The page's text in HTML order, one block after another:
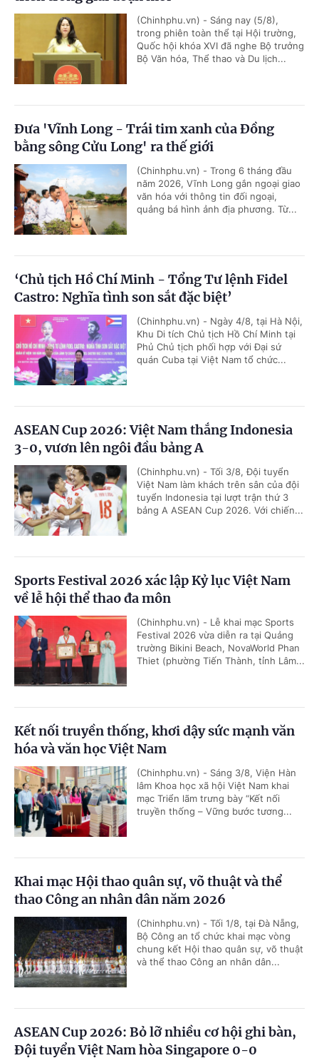
(Chinhphu.vn) - Sáng nay (5/8),
trong phiên toàn thể tại Hội trường,
Quốc hội khóa XVI đã nghe Bộ trưởng
Bộ Văn hóa, Thể thao và Du lịch...
Đưa 'Vĩnh Long - Trái tim xanh của Đồng
bằng sông Cửu Long' ra thế giới
(Chinhphu.vn) - Trong 6 tháng đầu
năm 2026, Vĩnh Long gắn ngoại giao
văn hóa với thông tin đối ngoại,
quảng bá hình ảnh địa phương. Từ...
‘Chủ tịch Hồ Chí Minh - Tổng Tư lệnh Fidel
Castro: Nghĩa tình son sắt đặc biệt’
(Chinhphu.vn) - Ngày 4/8, tại Hà Nội,
Khu Di tích Chủ tịch Hồ Chí Minh tại
Phủ Chủ tịch phối hợp với Đại sứ
quán Cuba tại Việt Nam tổ chức...
ASEAN Cup 2026: Việt Nam thắng Indonesia
3-0, vươn lên ngôi đầu bảng A
(Chinhphu.vn) - Tối 3/8, Đội tuyển
Việt Nam làm khách trên sân của đội
tuyển Indonesia tại lượt trận thứ 3
bảng A ASEAN Cup 2026. Với chiến...
Sports Festival 2026 xác lập Kỷ lục Việt Nam
về lễ hội thể thao đa môn
(Chinhphu.vn) - Lễ khai mạc Sports
Festival 2026 vừa diễn ra tại Quảng
trường Bikini Beach, NovaWorld Phan
Thiet (phường Tiến Thành, tỉnh Lâm...
Kết nối truyền thống, khơi dậy sức mạnh văn
hóa và văn học Việt Nam
(Chinhphu.vn) - Sáng 3/8, Viện Hàn
lâm Khoa học xã hội Việt Nam khai
mạc Triển lãm trưng bày “Kết nối
truyền thống – Vững bước tương...
Khai mạc Hội thao quân sự, võ thuật và thể
thao Công an nhân dân năm 2026
(Chinhphu.vn) - Tối 1/8, tại Đà Nẵng,
Bộ Công an tổ chức khai mạc vòng
chung kết Hội thao quân sự, võ thuật
và thể thao Công an nhân dân...
ASEAN Cup 2026: Bỏ lỡ nhiều cơ hội ghi bàn,
Đội tuyển Việt Nam hòa Singapore 0-0